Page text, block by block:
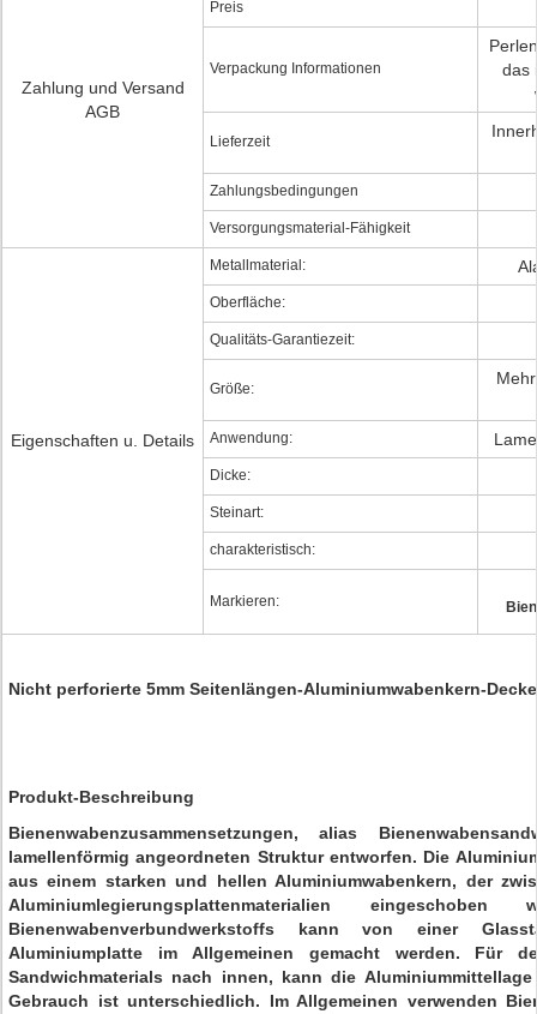
Zahlung und Versand
AGB
Preis
Verpackung Informationen
das
Lieferzeit
Zahlungsbedingungen
Versorgungsmaterial-Fähigkeit
Eigenschaften u. Details
Metallmaterial:
Oberfläche:
Qualitäts-Garantiezeit:
Größe:
Anwendung:
Dicke:
Steinart:
charakteristisch:
Markieren:
Nicht perforierte 5mm Seitenlängen-Aluminiumwabenkern-
Produkt-Beschreibung
Bienenwabenzusammensetzungen, alias
lamellenförmig angeordneten Struktur entworfen. Die
aus einem starken und hellen Aluminiumwabenkern, der
Aluminiumlegierungsplattenmaterialien
Bienenwabenverbundwerkstoffs kann von einer
Aluminiumplatte im Allgemeinen gemacht werden. Für
Sandwichmaterials nach innen, kann die
Gebrauch ist unterschiedlich. Im Allgemeinen verwenden